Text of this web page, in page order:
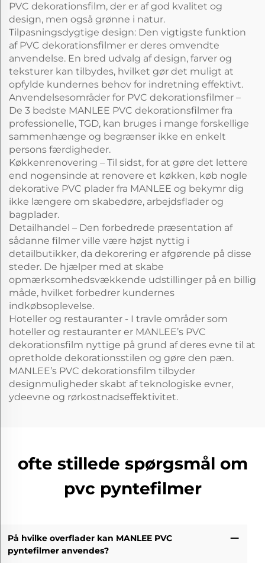
PVC dekorationsfilm, der er af god kvalitet og
design, men også grønne i natur.
Tilpasningsdygtige design: Den vigtigste funktion
af PVC dekorationsfilmer er deres omvendte
anvendelse. En bred udvalg af design, farver og
teksturer kan tilbydes, hvilket gør det muligt at
opfylde kundernes behov for indretning effektivt.
Anvendelsesområder for PVC dekorationsfilmer –
De 3 bedste MANLEE PVC dekorationsfilmer fra
professionelle, TGD, kan bruges i mange forskellige
sammenhænge og begrænser ikke en enkelt
persons færdigheder.
Køkkenrenovering – Til sidst, for at gøre det lettere
end nogensinde at renovere et køkken, køb nogle
dekorative PVC plader fra MANLEE og bekymr dig
ikke længere om skabedøre, arbejdsflader og
bagplader.
Detailhandel – Den forbedrede præsentation af
sådanne filmer ville være højst nyttig i
detailbutikker, da dekorering er afgørende på disse
steder. De hjælper med at skabe
opmærksomhedsvækkende udstillinger på en billig
måde, hvilket forbedrer kundernes
indkøbsoplevelse.
Hoteller og restauranter - I travle områder som
hoteller og restauranter er MANLEE’s PVC
dekorationsfilm nyttige på grund af deres evne til at
opretholde dekorationsstilen og gøre den pæn.
MANLEE’s PVC dekorationsfilm tilbyder
designmuligheder skabt af teknologiske evner,
ydeevne og rørkostnadseffektivitet.
ofte stillede spørgsmål om
pvc pyntefilmer
På hvilke overflader kan MANLEE PVC
pyntefilmer anvendes?